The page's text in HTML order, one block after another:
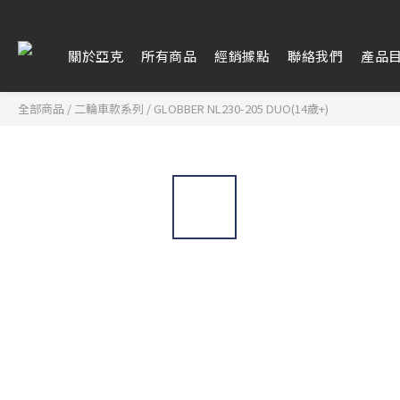
關於亞克 所有商品 經銷據點 聯絡我們 產品
全部商品 / 二輪車款系列 / GLOBBER NL230-205 DUO(14歲+)